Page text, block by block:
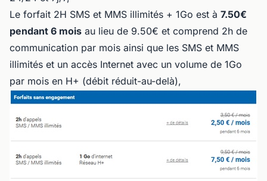
Le forfait 2H SMS et MMS illimités + 1Go est à 7.50€
pendant 6 mois au lieu de 9.50€ et comprend 2h de
communication par mois ainsi que les SMS et MMS
illimités et un accès Internet avec un volume de 1Go
par mois en H+ (débit réduit-au-delà),